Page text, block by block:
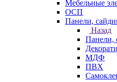
Мебельные
ОСП
Панели,
Назад
Панели,
МДФ
ПВХ